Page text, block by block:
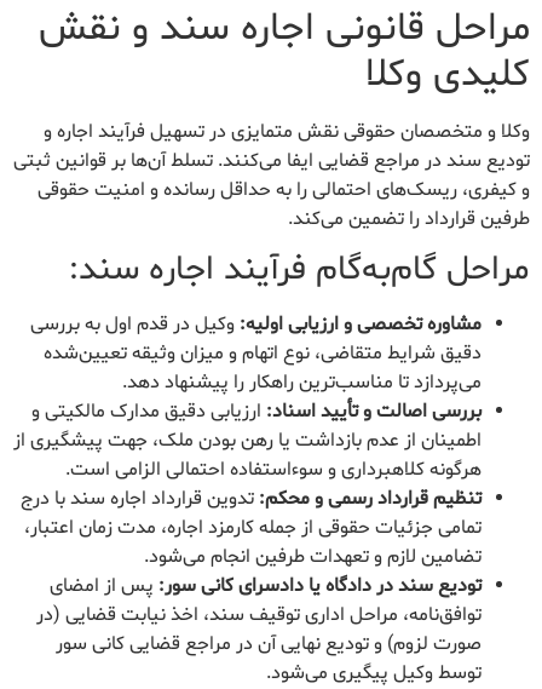
مراحل قانونی اجاره سند و نقش
کلیدی وکلا
وکلا و متخصصان حقوقی نقش متمایزی در تسهیل فرآیند اجاره و
تودیع سند در مراجع قضایی ایفا می‌کنند. تسلط آن‌ها بر قوانین ثبتی
و کیفری، ریسک‌های احتمالی را به حداقل رسانده و امنیت حقوقی
طرفین قرارداد را تضمین می‌کند.
مراحل گام‌به‌گام فرآیند اجاره سند:
مشاوره تخصصی و ارزیابی اولیه: وکیل در قدم اول به بررسی
دقیق شرایط متقاضی، نوع اتهام و میزان وثیقه تعیین‌شده
می‌پردازد تا مناسب‌ترین راهکار را پیشنهاد دهد.
بررسی اصالت و تأیید اسناد: ارزیابی دقیق مدارک مالکیتی و
اطمینان از عدم بازداشت یا رهن بودن ملک، جهت پیشگیری از
هرگونه کلاهبرداری و سوءاستفاده احتمالی الزامی است.
تنظیم قرارداد رسمی و محکم: تدوین قرارداد اجاره سند با درج
تمامی جزئیات حقوقی از جمله کارمزد اجاره، مدت زمان اعتبار،
تضامین لازم و تعهدات طرفین انجام می‌شود.
تودیع سند در دادگاه یا دادسرای کانی سور: پس از امضای
توافق‌نامه، مراحل اداری توقیف سند، اخذ نیابت قضایی (در
صورت لزوم) و تودیع نهایی آن در مراجع قضایی کانی سور
توسط وکیل پیگیری می‌شود.